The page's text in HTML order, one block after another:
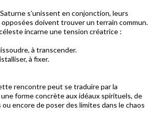
s’unissent en conjonction, leurs
doivent trouver un terrain commun.
incarne une tension créatrice :
à transcender.
à fixer.
rencontre peut se traduire par la
forme concrète aux idéaux spirituels, de
encore de poser des limites dans le chaos